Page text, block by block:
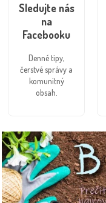
Sledujte nás
na
Facebooku
Denné tipy,
čerstvé správy a
komunitný
obsah.